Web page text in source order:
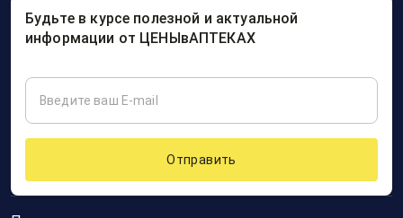
Будьте в курсе полезной и актуальной
информации от ЦЕНЫвАПТЕКАХ
Отправить